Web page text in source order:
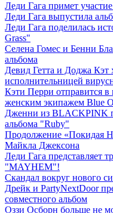
Леди Гага примет
Леди Гага выпустила
Леди Гага поделилась
Grass"
Селена Гомес и Бенни
альбома
Девид Гетта и Доджа Кэт
исполнительницей
Кэти Перри отправится
женским экипажем Blue
Дженни из BLACKPINK
альбома "Ruby"
Продолжение «Покидая
Майкла Джексона
Леди Гага представляет
"MAYHEM"!
Скандал вокруг нового
Дрейк и PartyNextDoor
совместного альбом
Оззи Осборн больше не